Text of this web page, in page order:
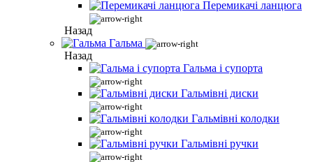
Перемикачі ланцюга
Назад
Гальма
Назад
Гальма і супорта
Гальмівні диски
Гальмівні колодки
Гальмівні ручки